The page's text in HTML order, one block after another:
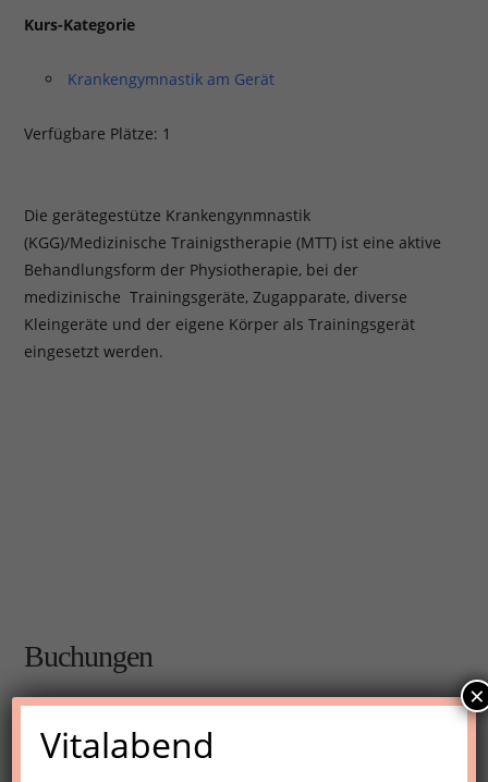
Kurs-Kategorie
Krankengymnastik am Gerät
Verfügbare Plätze: 1
Die gerätegestütze Krankengynmnastik
(KGG)/Medizinische Trainigstherapie (MTT) ist eine aktive
Behandlungsform der Physiotherapie, bei der
medizinische Trainingsgeräte, Zugapparate, diverse
Kleingeräte und der eigene Körper als Trainingsgerät
eingesetzt werden.
Buchungen
Buchungen sind für diese Veranstaltung nicht mehr
möglich.
Vitalabend
×